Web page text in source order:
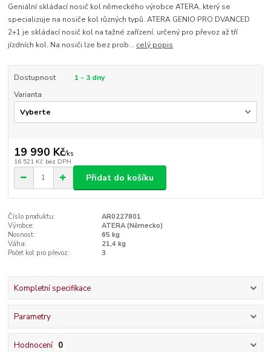
Geniální skládací nosič kol německého výrobce ATERA, který se
specializuje na nosiče kol různých typů. ATERA GENIO PRO DVANCED
2+1 je skládací nosič kol na tažné zařízení, určený pro převoz až tří
jízdních kol. Na nosiči lze bez prob... celý popis
Dostupnost
1 - 3 dny
Varianta
19 990 Kč/ks
16 521 Kč bez DPH
Přidat do košíku
Číslo produktu:
AR0227801
Výrobce:
ATERA (Německo)
Nosnost:
65 kg
Váha:
21,4 kg
Počet kol pro převoz:
3
Kompletní specifikace
Parametry
Hodnocení 0